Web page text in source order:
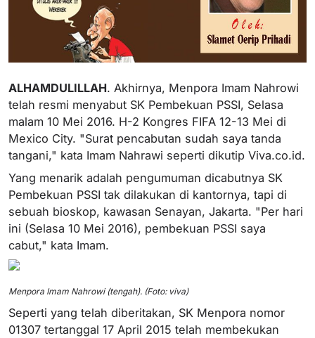
ALHAMDULILLAH. Akhirnya, Menpora Imam Nahrowi
telah resmi menyabut SK Pembekuan PSSI, Selasa
malam 10 Mei 2016. H-2 Kongres FIFA 12-13 Mei di
Mexico City. "Surat pencabutan sudah saya tanda
tangani," kata Imam Nahrawi seperti dikutip Viva.co.id.
Yang menarik adalah pengumuman dicabutnya SK
Pembekuan PSSI tak dilakukan di kantornya, tapi di
sebuah bioskop, kawasan Senayan, Jakarta. "Per hari
ini (Selasa 10 Mei 2016), pembekuan PSSI saya
cabut," kata Imam.
Menpora Imam Nahrowi (tengah). (Foto: viva)
Seperti yang telah diberitakan, SK Menpora nomor
01307 tertanggal 17 April 2015 telah membekukan